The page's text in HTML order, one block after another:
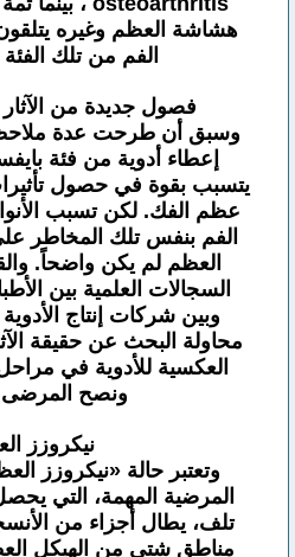
هشاشة العظم وغيره يتلقون
الفم من تلك الفئة
فصول جديدة من الآثار
وسبق أن طرحت عدة
إعطاء أدوية من فئة
يتسبب بقوة في حصول
عظم الفك. لكن تسبب الأنواع
الفم بنفس تلك المخاطر
العظم لم يكن واضحاً.
السجالات العلمية بين
وبين شركات إنتاج
محاولة البحث عن حقيقة
العكسية للأدوية في
ونصح المرضى
نيكروزز
وتعتبر حالة «نيكروزز
المرضية المهمة، التي
تلف، يطال أجزاء من
مناطق شتى من الهيكل